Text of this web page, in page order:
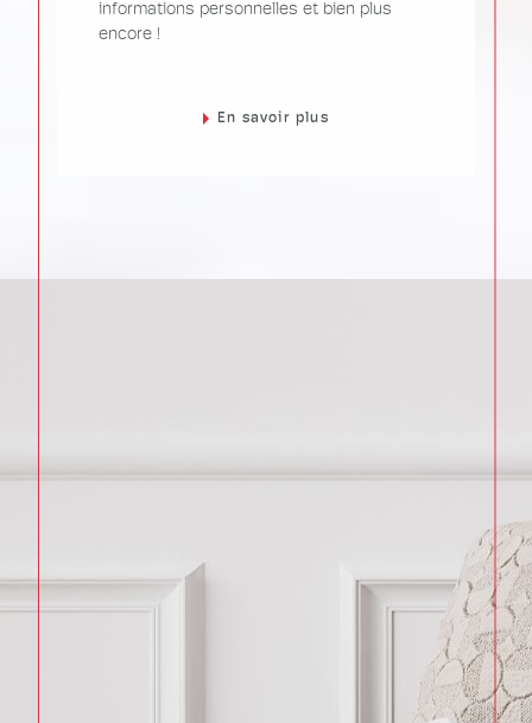
informations personnelles et bien plus
encore !
En savoir plus